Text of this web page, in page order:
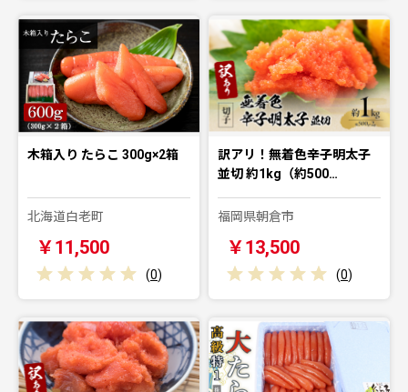
木箱入り たらこ 300g×2箱
北海道白老町
￥11,500
(0)
訳アリ！無着色辛子明太子
並切 約1kg（約500…
福岡県朝倉市
￥13,500
(0)